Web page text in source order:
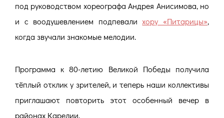
под руководством хореографа Андрея Анисимова, но
и с воодушевлением подпевалихору «Питарицы»,
когда звучали знакомые мелодии.
Программа к 80-летию Великой Победы получила
тёплый отклик у зрителей, и теперь наши коллективы
приглашают повторить этот особенный вечер в
районах Карелии.